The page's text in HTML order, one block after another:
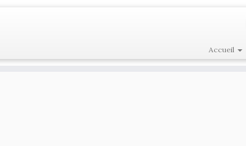
Accueil